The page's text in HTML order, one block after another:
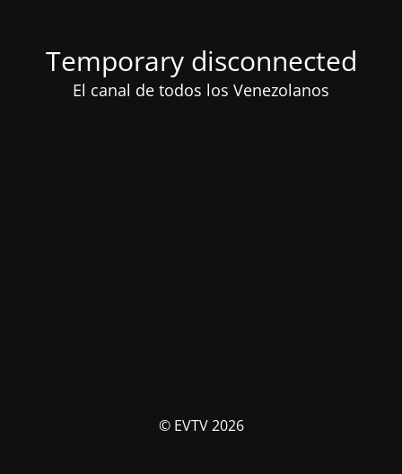
Temporary disconnected
El canal de todos los Venezolanos
© EVTV 2026